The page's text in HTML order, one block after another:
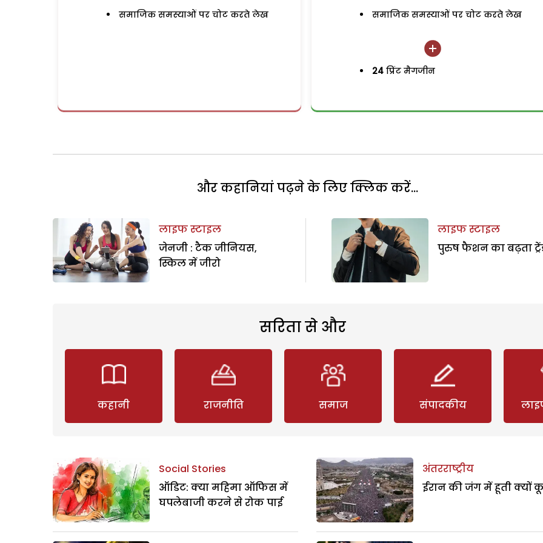
समाजिक समस्याओं पर चोट करते लेख समाजिक समस्याओं पर चोट करते लेख
24 प्रिंट मैगजीन
और कहानियां पढ़ने के लिए क्लिक करें...
लाइफ स्टाइल
जेनजी : टैक जीनियस,
स्किल में जीरो
लाइफ स्टाइल
पुरुष फैशन का बढ़ता
सरिता से और
कहानी राजनीति समाज संपादकीय
Social Stories
ऑडिट: क्या महिमा ऑफिस में
घपलेबाजी करने से रोक पाई
अंतरराष्ट्रीय
ईरान की जंग में हूती क्यों